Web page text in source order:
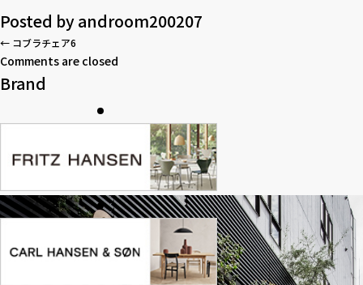
Posted byandroom200207
← コブラチェア6
Comments are closed
Brand